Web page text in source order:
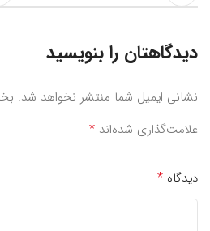
دیدگاهتان را بنویسید
نشانی ایمیل شما منتشر نخواهد شد.
علامت‌گذاری شده‌اند *
دیدگاه *